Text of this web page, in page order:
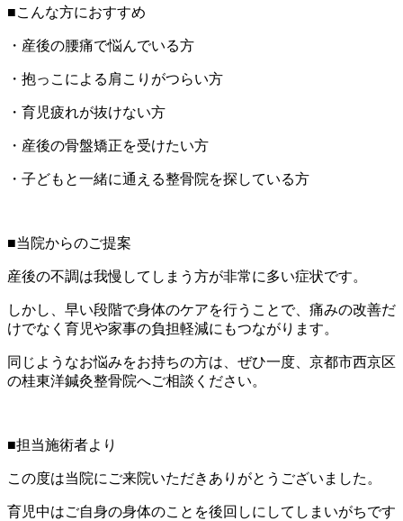
■こんな方におすすめ
・産後の腰痛で悩んでいる方
・抱っこによる肩こりがつらい方
・育児疲れが抜けない方
・産後の骨盤矯正を受けたい方
・子どもと一緒に通える整骨院を探している方
■当院からのご提案
産後の不調は我慢してしまう方が非常に多い症状です。
しかし、早い段階で身体のケアを行うことで、痛みの改善だ
けでなく育児や家事の負担軽減にもつながります。
同じようなお悩みをお持ちの方は、ぜひ一度、京都市西京区
の桂東洋鍼灸整骨院へご相談ください。
■担当施術者より
この度は当院にご来院いただきありがとうございました。
育児中はご自身の身体のことを後回しにしてしまいがちです